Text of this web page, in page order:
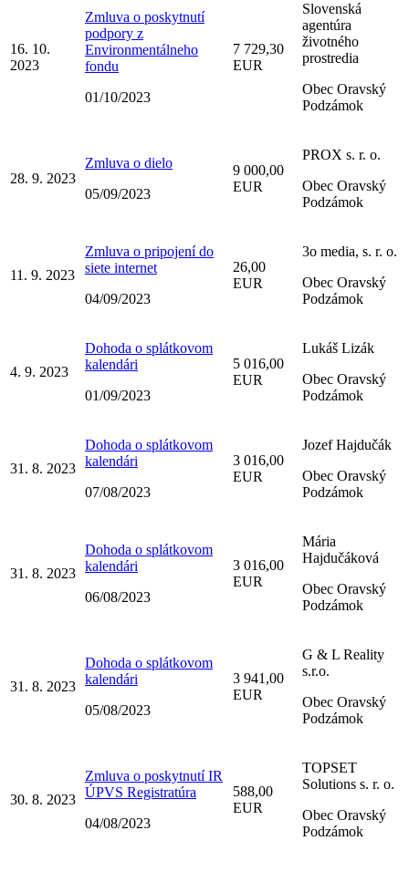
16. 10.
2023
Zmluva o poskytnutí
podpory z
Environmentálneho
fondu
01/10/2023
7 729,30
EUR
Slovenská
agentúra
životného
prostredia
Obec Oravský
Podzámok
28. 9. 2023
Zmluva o dielo
05/09/2023
9 000,00
EUR
PROX s. r. o.
Obec Oravský
Podzámok
11. 9. 2023
Zmluva o pripojení do
siete internet
04/09/2023
26,00
EUR
3o media, s. r. o.
Obec Oravský
Podzámok
4. 9. 2023
Dohoda o splátkovom
kalendári
01/09/2023
5 016,00
EUR
Lukáš Lizák
Obec Oravský
Podzámok
31. 8. 2023
Dohoda o splátkovom
kalendári
07/08/2023
3 016,00
EUR
Jozef Hajdučák
Obec Oravský
Podzámok
31. 8. 2023
Dohoda o splátkovom
kalendári
06/08/2023
3 016,00
EUR
Mária
Hajdučáková
Obec Oravský
Podzámok
31. 8. 2023
Dohoda o splátkovom
kalendári
05/08/2023
3 941,00
EUR
G & L Reality
s.r.o.
Obec Oravský
Podzámok
30. 8. 2023
Zmluva o poskytnutí IR
ÚPVS Registratúra
04/08/2023
588,00
EUR
TOPSET
Solutions s. r. o.
Obec Oravský
Podzámok